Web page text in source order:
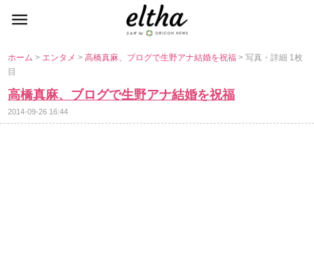
ホーム> エンタメ>高橋真麻、ブログで生野アナ結婚を祝福> 写真・詳細 1枚
目
高橋真麻、ブログで生野アナ結婚を祝福
2014-09-26 16:44